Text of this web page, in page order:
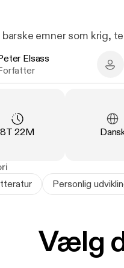
emner som krig,
om en bedre verden.
Elsass - Author
Elsass
Varighed
8T 22M Sprog
Personlig
Vælg